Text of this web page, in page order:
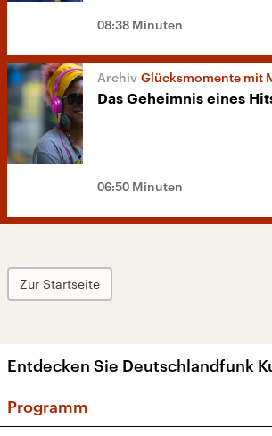
08:38 Minuten
Glücksmomente mit
Das Geheimnis eines
06:50 Minuten
Zur Startseite
Entdecken Sie Deutschlandfunk
Programm